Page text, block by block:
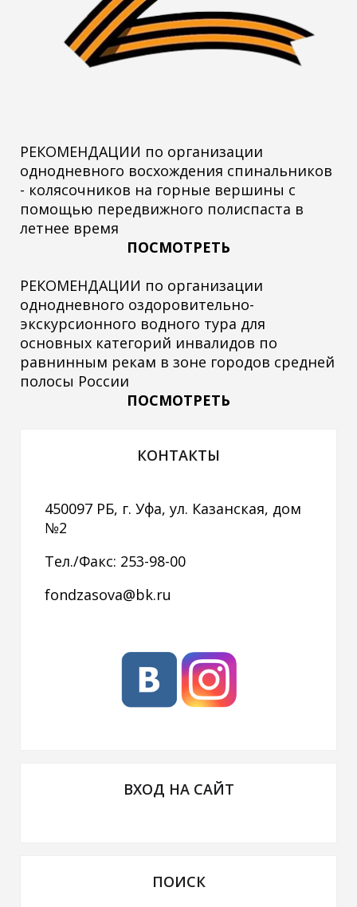
РЕКОМЕНДАЦИИ по организации
однодневного восхождения спинальников
- колясочников на горные вершины с
помощью передвижного полиспаста в
летнее время
ПОСМОТРЕТЬ
РЕКОМЕНДАЦИИ по организации
однодневного оздоровительно-
экскурсионного водного тура для
основных категорий инвалидов по
равнинным рекам в зоне городов средней
полосы России
ПОСМОТРЕТЬ
КОНТАКТЫ
450097 РБ, г. Уфа, ул. Казанская, дом
№2
Тел./Факс: 253-98-00
fondzasova@bk.ru
ВХОД НА САЙТ
ПОИСК